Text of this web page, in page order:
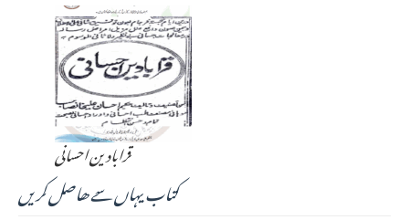
قرابادین احسانی
کتاب یہاں سے ھاصل کریں